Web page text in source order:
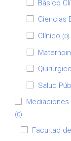
Básico
Ciencias
Clínico (0)
Quirúrgico
Salud
Mediaciones
(0)
Facultad